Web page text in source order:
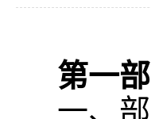
第一
一、